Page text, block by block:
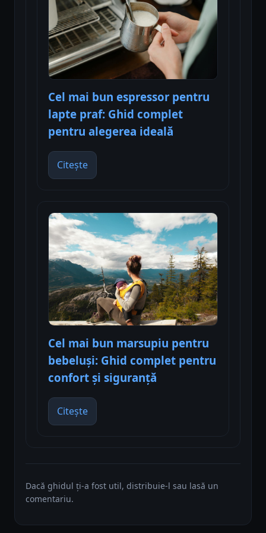
Cel mai bun espressor pentru
lapte praf: Ghid complet
pentru alegerea ideală
Citește
Cel mai bun marsupiu pentru
bebeluși: Ghid complet pentru
confort și siguranță
Citește
Dacă ghidul ți-a fost util, distribuie-l sau lasă un
comentariu.